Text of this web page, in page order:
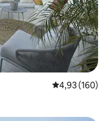
Évaluation
4,93 (160)